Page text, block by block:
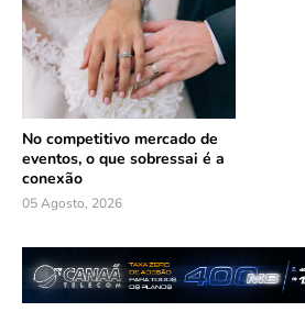
No competitivo mercado de
eventos, o que sobressai é a
conexão
05 Agosto, 2026